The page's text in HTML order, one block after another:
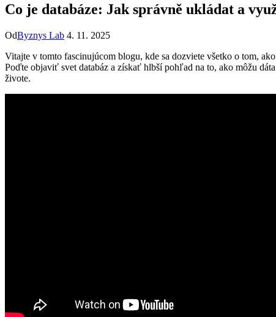
Co je databáze: Jak správně ukládat a
OdByznys Lab 4. 11. 2025
Vitajte v tomto fascinujúcom blogu, kde sa dozviete všetko o tom,
Poďte objaviť svet databáz a získať hlbší pohľad na to, ako môžu
živote.